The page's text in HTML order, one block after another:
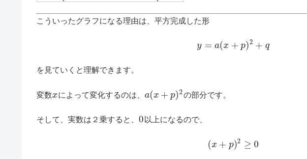
こういったグラフになる理由は、平方完成した形
y = a(x + p)2 + q
を見ていくと理解できます。
変数xによって変化するのは、 a(x + p)2の部分です。
そして、実数は２乗すると、 0 以上になるので、
(x + p)2 ≥ 0